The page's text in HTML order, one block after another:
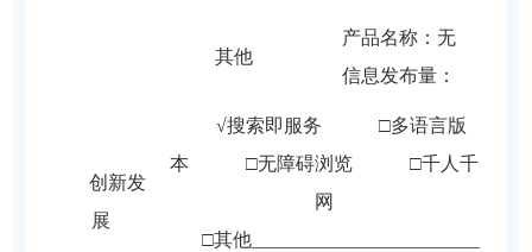
其他
产品名称：无
信息发布量：
创新发
展
√搜索即服务 □多语言版
本 □无障碍浏览 □千人千
网
□其他________________________